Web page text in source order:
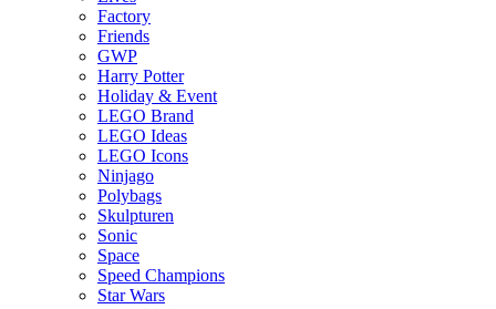
Factory
Friends
GWP
Harry Potter
Holiday & Event
LEGO Brand
LEGO Ideas
LEGO Icons
Ninjago
Polybags
Skulpturen
Sonic
Space
Speed Champions
Star Wars